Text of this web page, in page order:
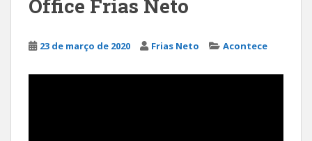
Office Frias Neto
23 de março de 2020 Frias Neto Acontece